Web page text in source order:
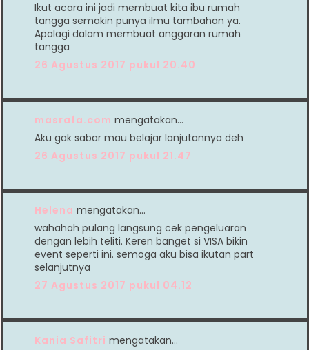
Ikut acara ini jadi membuat kita ibu rumah
tangga semakin punya ilmu tambahan ya.
Apalagi dalam membuat anggaran rumah
tangga
26 Agustus 2017 pukul 20.40
masrafa.com mengatakan…
Aku gak sabar mau belajar lanjutannya deh
26 Agustus 2017 pukul 21.47
Helena mengatakan…
wahahah pulang langsung cek pengeluaran
dengan lebih teliti. Keren banget si VISA bikin
event seperti ini. semoga aku bisa ikutan part
selanjutnya
27 Agustus 2017 pukul 04.12
Kania Safitri mengatakan…